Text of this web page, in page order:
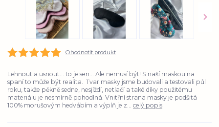
Ohodnotit produkt
Lehnout a usnout... to je sen... Ale nemusí být! S naší maskou na
spaní to může být realita. Tvar masky jsme budovali a testovali půl
roku, takže pěkně sedne, nesjíždí, netlačí a také díky použitému
materiálu je nesmírně pohodlná. Vnitřní strana masky je podšitá
100% morušovým hedvábím a výplň je z... celý popis